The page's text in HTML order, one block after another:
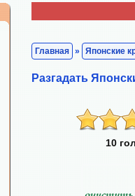
Главная » Японские
Разгадать
10